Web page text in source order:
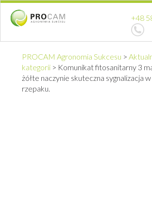
+48
PROCAM Agronomia Sukcesu >
kategorii > Komunikat fitosanitarny 3
żółte naczynie skuteczna sygnalizacja
rzepaku.